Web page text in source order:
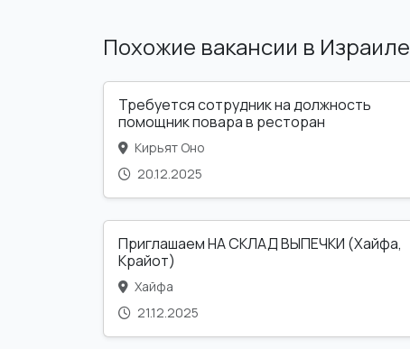
Похожие вакансии в Израиле
Требуется сотрудник на должность
помощник повара в ресторан
Кирьят Оно
20.12.2025
Приглашаем НА СКЛАД ВЫПЕЧКИ (Хайфа,
Крайот)
Хайфа
21.12.2025